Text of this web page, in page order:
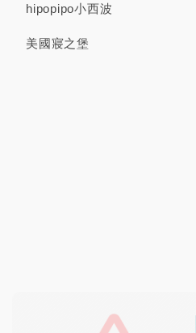
hipopipo小西波
美國寢之堡